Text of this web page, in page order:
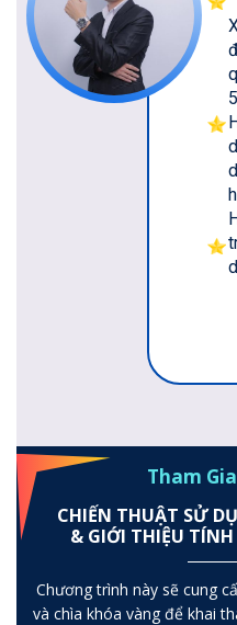
Chương trình này sẽ cung
và chìa khóa vàng để khai
CHIẾN THUẬT SỬ
& GIỚI THIỆU
Tham